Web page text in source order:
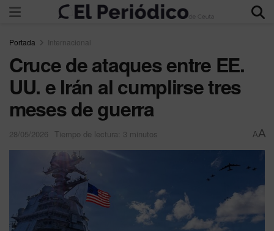
Portada Internacional
Cruce de ataques entre EE.
UU. e Irán al cumplirse tres
meses de guerra
28/05/2026 Tiempo de lectura: 3 minutos AA